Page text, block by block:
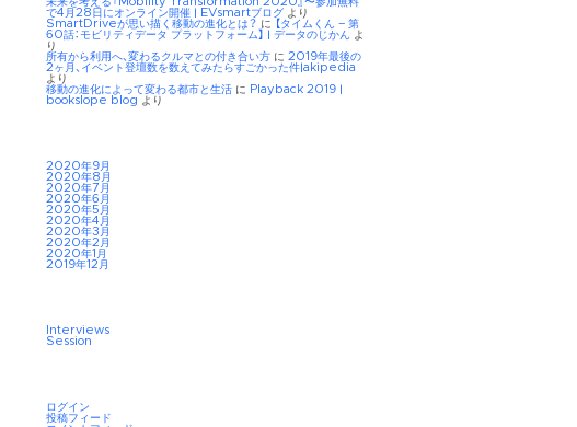
で4月28日にオンライン開催 | EVsmartブログ より
SmartDriveが思い描く移動の進化とは？ に
【タイムくん – 第
60話：モビリティデータ プラットフォーム】 | データのじかん よ
り
所有から利用へ、変わるクルマとの付き合い方 に 2019年最後の
2ヶ月、イベント登壇数を数えてみたらすごかった件|akipedia
より
移動の進化によって変わる都市と生活 に Playback 2019 |
bookslope blog より
2020年9月
2020年8月
2020年7月
2020年6月
2020年5月
2020年4月
2020年3月
2020年2月
2020年1月
2019年12月
Interviews
Session
ログイン
投稿フィード